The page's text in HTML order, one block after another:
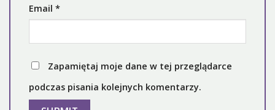
Email *
Zapamiętaj moje dane w tej przeglądarce
podczas pisania kolejnych komentarzy.